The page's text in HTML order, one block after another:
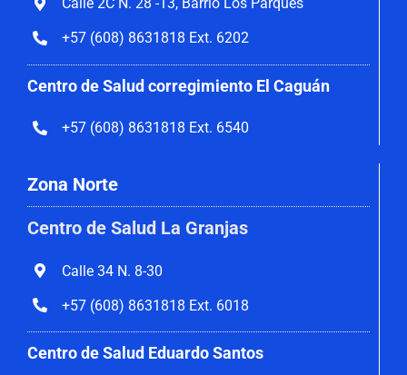
+57 (608) 8631818 Ext. 6202
Centro de Salud corregimiento El Caguán
+57 (608) 8631818 Ext. 6540
Zona Norte
Centro de Salud La Granjas
Calle 34 N. 8-30
+57 (608) 8631818 Ext. 6018
Centro de Salud Eduardo Santos